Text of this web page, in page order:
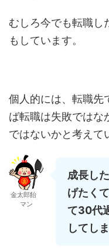
むしろ今でも転職し
もしています。
個人的には、転職先
ば転職は失敗ではな
ではないかと考えて
金太郎飴
マン
成長し
げたく
て30代
してし